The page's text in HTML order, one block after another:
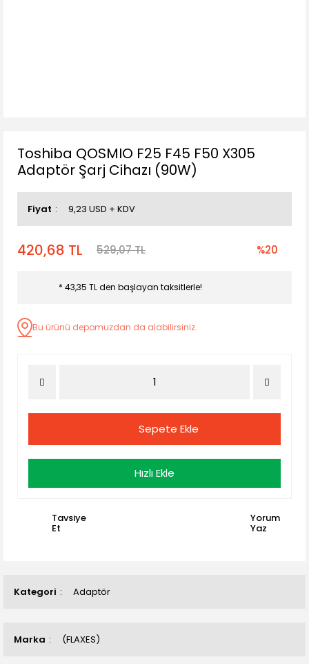
Kategori Adaptör
Marka (FLAXES)
Toshiba QOSMIO F25 F45 F50 X305
Adaptör Şarj Cihazı (90W)
Fiyat 9,23 USD + KDV
420,68 TL 529,07 TL %20
* 43,35 TL den başlayan taksitlerle!
Bu ürünü depomuzdan da alabilirsiniz.
Sepete Ekle
Hızlı Ekle
Tavsiye
Et
Yorum
Yaz